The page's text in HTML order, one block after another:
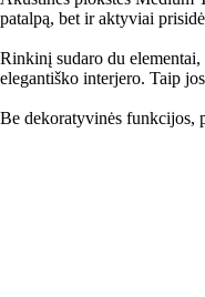
patalpą, bet ir aktyviai
Rinkinį sudaro du
elegantiško interjero. Taip
Be dekoratyvinės funkcijos,